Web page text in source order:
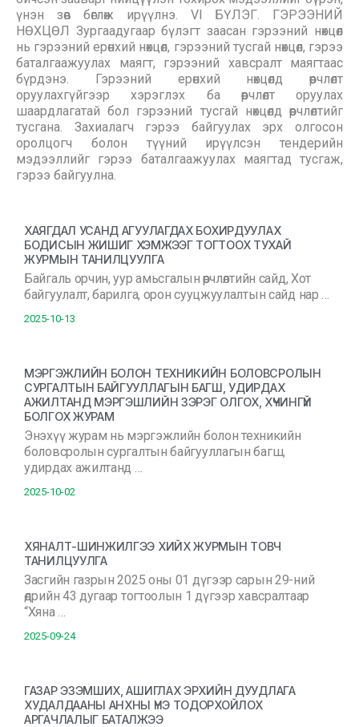
үнэн зөв бөглөж ирүүлнэ. VI БҮЛЭГ. ГЭРЭЭНИЙ
НӨХЦӨЛ Зургаадугаар бүлэгт заасан гэрээний нөхцөл
нь гэрээний ерөнхий нөхцөл, гэрээний тусгай нөхцөл, гэрээ
баталгаажуулах маягт, гэрээний хавсралт маягтаас
бүрдэнэ. Гэрээний ерөнхий нөхцөлд өөрчлөлт
оруулахгүйгээр хэрэглэх ба өөрчлөлт оруулах
шаардлагатай бол гэрээний тусгай нөхцөлд өөрчлөлтийг
тусгана. Захиалагч гэрээ байгуулах эрх олгосон
оролцогч болон түүний ирүүлсэн тендерийн
мэдээллийг гэрээ баталгаажуулах маягтад тусгаж,
гэрээ байгуулна.
ХАЯГДАЛ УСАНД АГУУЛАГДАХ БОХИРДУУЛАХ
БОДИСЫН ЖИШИГ ХЭМЖЭЭГ ТОГТООХ ТУХАЙ
ЖУРМЫН ТАНИЛЦУУЛГА
Байгаль орчин, уур амьсгалын өөрчлөлтийн сайд, Хот
байгуулалт, барилга, орон сууцжуулалтын сайд нар …
2025-10-13
МЭРГЭЖЛИЙН БОЛОН ТЕХНИКИЙН БОЛОВСРОЛЫН
СУРГАЛТЫН БАЙГУУЛЛАГЫН БАГШ, УДИРДАХ
АЖИЛТАНД МЭРГЭШЛИЙН ЗЭРЭГ ОЛГОХ, ХҮЧИНГҮЙ
БОЛГОХ ЖУРАМ
Энэхүү журам нь мэргэжлийн болон техникийн
боловсролын сургалтын байгууллагын багш,
удирдах ажилтанд …
2025-10-02
ХЯНАЛТ-ШИНЖИЛГЭЭ ХИЙХ ЖУРМЫН ТОВЧ
ТАНИЛЦУУЛГА
Засгийн газрын 2025 оны 01 дүгээр сарын 29-ний
өдрийн 43 дугаар тогтоолын 1 дүгээр хавсралтаар
“Хяна …
2025-09-24
ГАЗАР ЭЗЭМШИХ, АШИГЛАХ ЭРХИЙН ДУУДЛАГА
ХУДАЛДААНЫ АНХНЫ ҮНЭ ТОДОРХОЙЛОХ
АРГАЧЛАЛЫГ БАТАЛЖЭЭ